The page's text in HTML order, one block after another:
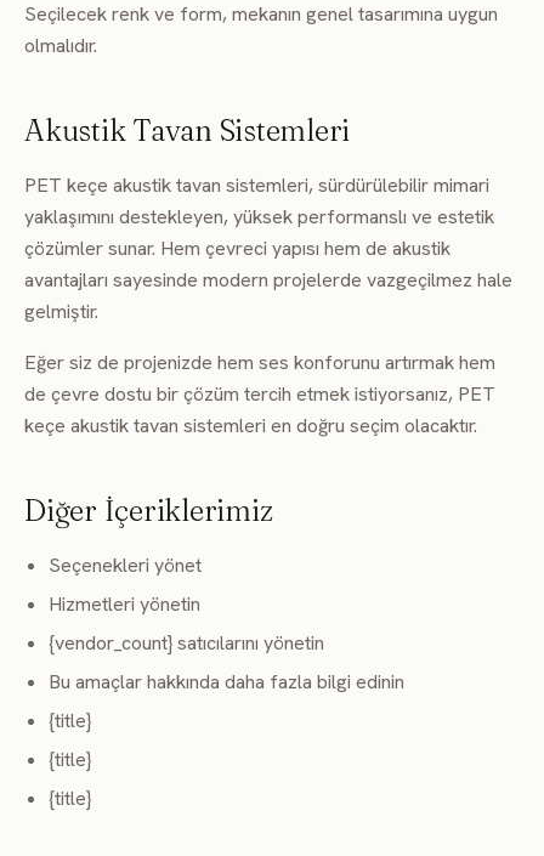
Seçilecek renk ve form, mekanın genel tasarımına uygun
olmalıdır.
Akustik Tavan Sistemleri
PET keçe akustik tavan sistemleri, sürdürülebilir mimari
yaklaşımını destekleyen, yüksek performanslı ve estetik
çözümler sunar. Hem çevreci yapısı hem de akustik
avantajları sayesinde modern projelerde vazgeçilmez hale
gelmiştir.
Eğer siz de projenizde hem ses konforunu artırmak hem
de çevre dostu bir çözüm tercih etmek istiyorsanız, PET
keçe akustik tavan sistemleri en doğru seçim olacaktır.
Diğer İçeriklerimiz
Seçenekleri yönet
Hizmetleri yönetin
{vendor_count} satıcılarını yönetin
Bu amaçlar hakkında daha fazla bilgi edinin
{title}
{title}
{title}